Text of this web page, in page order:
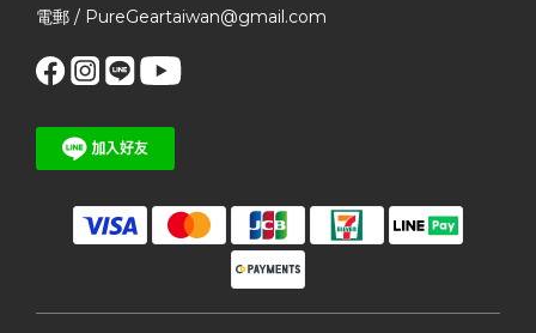
電郵 / PureGeartaiwan@gmail.com